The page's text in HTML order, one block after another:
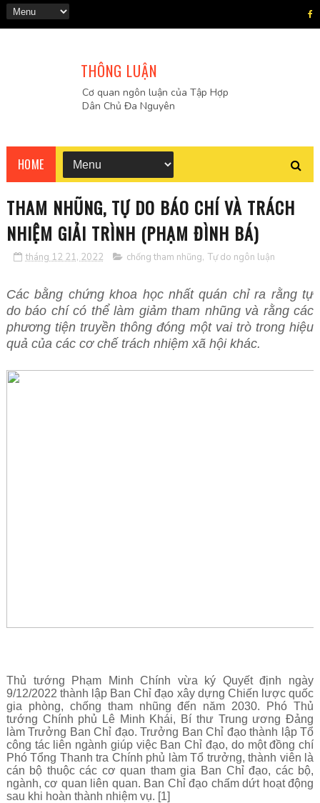
THÔNG LUẬN
Cơ quan ngôn luận của Tập Hợp
Dân Chủ Đa Nguyên
HOME
THAM NHŨNG, TỰ DO BÁO CHÍ VÀ TRÁCH
NHIỆM GIẢI TRÌNH (PHẠM ĐÌNH BÁ)
tháng 12 21, 2022 chống tham nhũng, Tự do ngôn luận
Các bằng chứng khoa học nhất quán chỉ ra rằng tự
do báo chí có thể làm giảm tham nhũng và rằng các
phương tiện truyền thông đóng một vai trò trong hiệu
quả của các cơ chế trách nhiệm xã hội khác.
Thủ tướng Phạm Minh Chính vừa ký Quyết định ngày
9/12/2022 thành lập Ban Chỉ đạo xây dựng Chiến lược quốc
gia phòng, chống tham nhũng đến năm 2030. Phó Thủ
tướng Chính phủ Lê Minh Khái, Bí thư Trung ương Đảng
làm Trưởng Ban Chỉ đạo. Trưởng Ban Chỉ đạo thành lập Tổ
công tác liên ngành giúp việc Ban Chỉ đạo, do một đồng chí
Phó Tổng Thanh tra Chính phủ làm Tổ trưởng, thành viên là
cán bộ thuộc các cơ quan tham gia Ban Chỉ đạo, các bộ,
ngành, cơ quan liên quan. Ban Chỉ đạo chấm dứt hoạt động
sau khi hoàn thành nhiệm vụ. [1]